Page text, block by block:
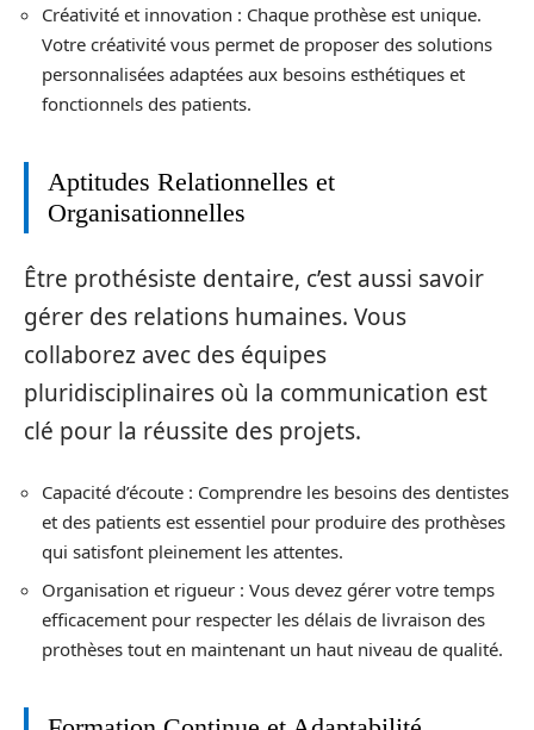
Créativité et innovation : Chaque prothèse est unique.
Votre créativité vous permet de proposer des solutions
personnalisées adaptées aux besoins esthétiques et
fonctionnels des patients.
Aptitudes Relationnelles et
Organisationnelles
Être prothésiste dentaire, c’est aussi savoir
gérer des relations humaines. Vous
collaborez avec des équipes
pluridisciplinaires où la communication est
clé pour la réussite des projets.
Capacité d’écoute : Comprendre les besoins des dentistes
et des patients est essentiel pour produire des prothèses
qui satisfont pleinement les attentes.
Organisation et rigueur : Vous devez gérer votre temps
efficacement pour respecter les délais de livraison des
prothèses tout en maintenant un haut niveau de qualité.